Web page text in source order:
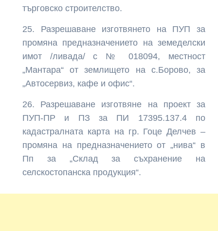
търговско строителство.
Разрешаване изготвянето на ПУП за
промяна предназначението на земеделски
имот /ливада/ с № 018094, местност
„Мантара“ от землището на с.Борово, за
„Автосервиз, кафе и офис“.
Разрешаване изготвяне на проект за
ПУП-ПР и ПЗ за ПИ 17395.137.4 по
кадастралната карта на гр. Гоце Делчев –
промяна на предназначението от „нива“ в
Пп за „Склад за съхранение на
селскостопанска продукция“.